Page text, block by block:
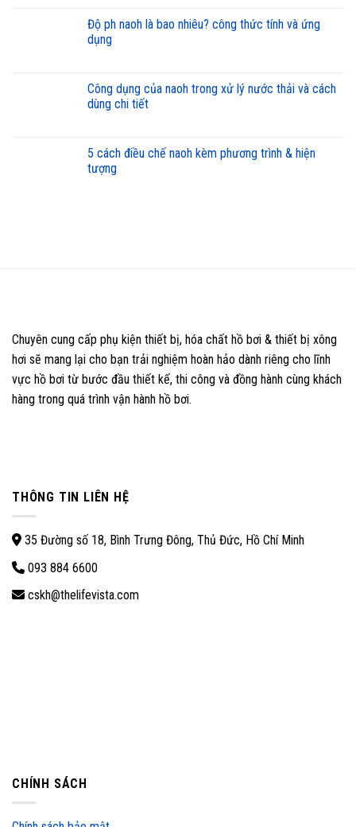
độ ph naoh là bao nhiêu? công thức tính và ứng
dụng
công dụng của naoh trong xử lý nước thải và cách
dùng chi tiết
5 cách điều chế naoh kèm phương trình & hiện
tượng
Chuyên cung cấp phụ kiện thiết bị, hóa chất hồ bơi & thiết bị xông
hơi sẽ mang lại cho bạn trải nghiệm hoàn hảo dành riêng cho lĩnh
vực hồ bơi từ bước đầu thiết kế, thi công và đồng hành cùng khách
hàng trong quá trình vận hành hồ bơi.
THÔNG TIN LIÊN HỆ
35 Đường số 18, Bình Trưng Đông, Thủ Đức, Hồ Chí Minh
093 884 6600
cskh@thelifevista.com
CHÍNH SÁCH